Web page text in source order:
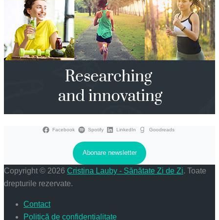
Facebook Spotify LinkedIn Goodreads
Abonare newsletter
Copyright © 2026 Cristina Lauby - Sănătate Zi de Zi. Toate
drepturile rezervate.
Contact
Politică de confidențialitate